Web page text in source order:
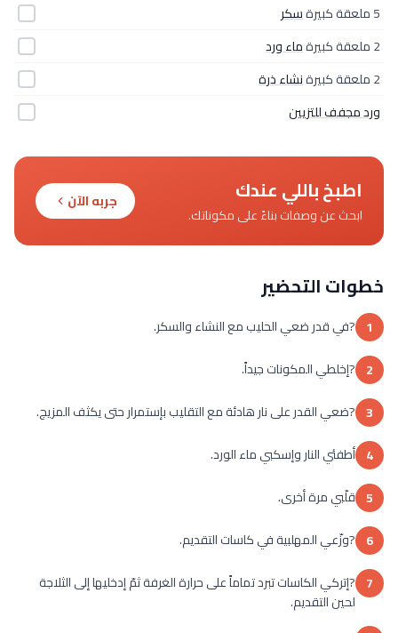
5 ملعقة كبيرة
سكر
2 ملعقة كبيرة
ماء ورد
2 ملعقة كبيرة
نشاء ذرة
ورد مجفف للتزيين
اطبخ باللي عندك
ابحث عن وصفات بناءً على مكوناتك.
جربه الآن
خطوات التحضير
1 ?في قدر ضعي الحليب مع النشاء والسكر.
2 ?إخلطي المكونات جيداً.
3 ?ضعي القدر على نار هادئة مع التقليب بإستمرار حتى يكثف المزيج.
4 أطفئي النار وإسكبي ماء الورد.
5 قلّبي مرة أخرى.
6 ?وزّعي المهلبية في كاسات التقديم.
7 ?إتركي الكاسات تبرد تماماً على حرارة الغرفة ثمّ إدخليها إلى الثلاجة
لحين التقديم.